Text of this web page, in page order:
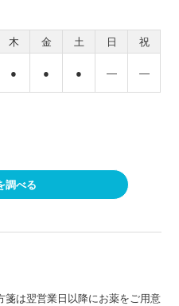
木 金 土 日
祝
● ● ● ― ―
調べる
は翌営業日以降にお薬をご用意